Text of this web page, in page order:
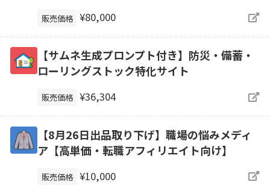
販売価格 ¥80,000
【サムネ生成プロンプト付き】防災・備蓄・
ローリングストック特化サイト
販売価格 ¥36,304
【8月26日出品取り下げ】職場の悩みメディ
ア【高単価・転職アフィリエイト向け】
販売価格 ¥10,000